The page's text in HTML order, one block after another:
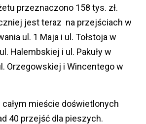
przeznaczono 158 tys. zł.
jest teraz na przejściach w
ul. 1 Maja i ul. Tołstoja w
Halembskiej i ul. Pakuły w
Orzegowskiej i Wincentego w
mieście doświetlonych
40 przejść dla pieszych.